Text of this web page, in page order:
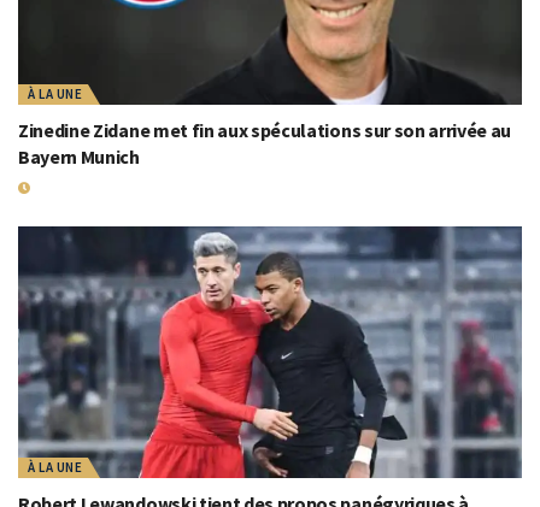
À LA UNE
Zinedine Zidane met fin aux spéculations sur son arrivée au
Bayern Munich
À LA UNE